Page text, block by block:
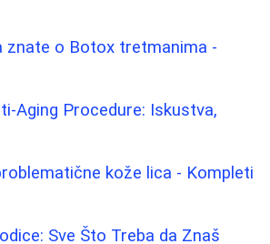
znate o Botox tretmanima -
Aging Procedure: Iskustva,
kože lica - Kompleti
Sve Što Treba da Znaš